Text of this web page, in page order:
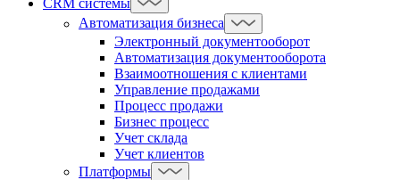
CRM системы
Автоматизация бизнеса
Электронный документооборот
Автоматизация документооборота
Взаимоотношения с клиентами
Управление продажами
Процесс продажи
Бизнес процесс
Учет склада
Учет клиентов
Платформы